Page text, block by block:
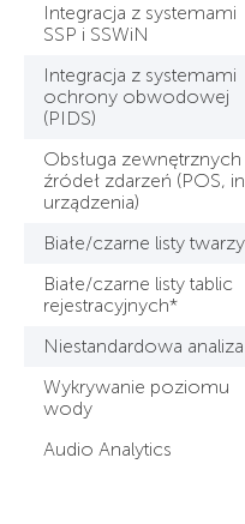
Integracja z systemami
SSP i SSWiN
Integracja z systemami
ochrony obwodowej
(PIDS)
Obsługa zewnętrznych
źródeł zdarzeń (POS,
urządzenia)
Białe/czarne listy twarzy
Białe/czarne listy tablic
rejestracyjnych*
Niestandardowa
Wykrywanie poziomu
wody
Audio Analytics